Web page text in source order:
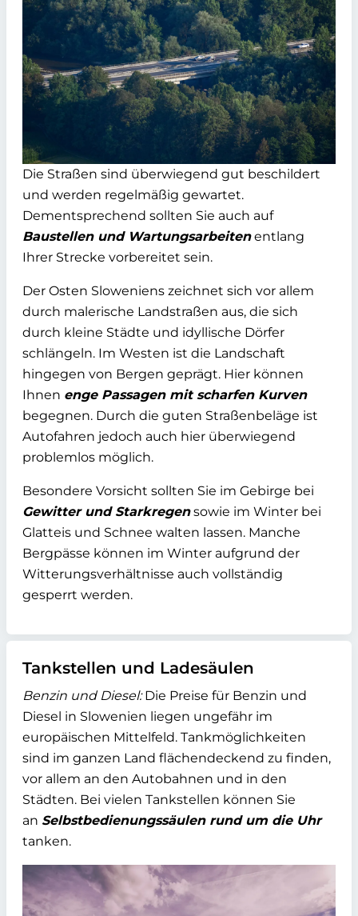
Die Straßen sind überwiegend gut beschildert
und werden regelmäßig gewartet.
Dementsprechend sollten Sie auch auf
Baustellen und Wartungsarbeitenentlang
Ihrer Strecke vorbereitet sein.
Der Osten Sloweniens zeichnet sich vor allem
durch malerische Landstraßen aus, die sich
durch kleine Städte und idyllische Dörfer
schlängeln. Im Westen ist die Landschaft
hingegen von Bergen geprägt. Hier können
Ihnen enge Passagen mit scharfen Kurven
begegnen. Durch die guten Straßenbeläge ist
Autofahren jedoch auch hier überwiegend
problemlos möglich.
Besondere Vorsicht sollten Sie im Gebirge bei
Gewitter und Starkregensowie im Winter bei
Glatteis und Schnee walten lassen. Manche
Bergpässe können im Winter aufgrund der
Witterungsverhältnisse auch vollständig
gesperrt werden.
Tankstellen und Ladesäulen
Benzin und Diesel:Die Preise für Benzin und
Diesel in Slowenien liegen ungefähr im
europäischen Mittelfeld. Tankmöglichkeiten
sind im ganzen Land flächendeckend zu finden,
vor allem an den Autobahnen und in den
Städten. Bei vielen Tankstellen können Sie
an Selbstbedienungssäulen rund um die Uhr
tanken.